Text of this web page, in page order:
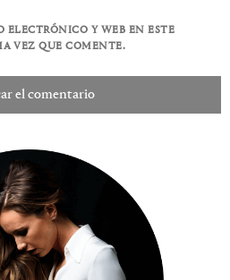
ELECTRÓNICO Y WEB EN ESTE
VEZ QUE COMENTE.